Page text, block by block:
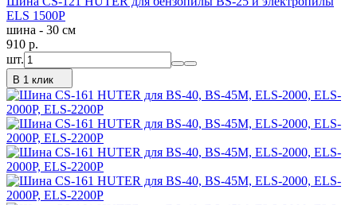
ELS 1500P
шина - 30 см
910 p.
шт.
В 1 клик